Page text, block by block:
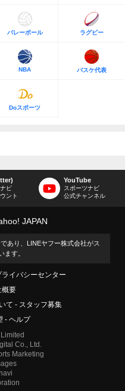
バレーボール ラグビー
NBA バスケ代表
Doスポーツ
ビ
ント
YouTube
スポーツナビ
公式チャンネル
JAPAN
あり、LINEヤフー株式会社がス
ます。
ライバシーセンター
概要
て
スタッフ募集
ヘルプ
Co., Ltd.
Marketing